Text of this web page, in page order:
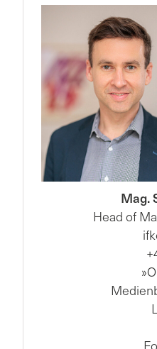
Mag.
Head of